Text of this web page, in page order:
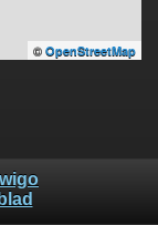
© OpenStreetMap